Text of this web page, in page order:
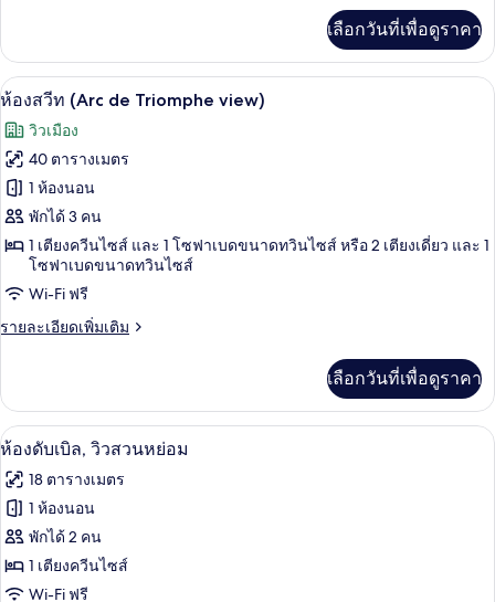
de
Triomphe)
เกี่ยว
กับ
ห้อง
วิว
เมือง
(Privilège,
Arc
de
Triomphe)
เลือกวันที่เพื่อดูราคา
เปิด
ภาพถ่าย
ทั้งหมด
ของ
ห้อง
สวีท
(Arc
de
Triomphe
ห้องสวีท (Arc de Triomphe view) | เ
5
ห้องสวีท (Arc de Triomphe view)
วิวเมือง
40 ตารางเมตร
1 ห้องนอน
พักได้ 3 คน
1 เตียงควีนไซส์ และ 1 โซฟาเบดขนาดทวินไซส์ หรือ 2 เตียงเดี่ยว และ 1
โซฟาเบดขนาดทวินไซส์
Wi-Fi ฟรี
รายละเอียดเพิ่มเติม
ราย
เกี่ยว
กับ
ห้อง
ท
(Arc
Triomphe
view)
เลือกวันที่เพื่อดูราคา
เปิด
ภาพถ่าย
ทั้งหมด
ของ
ห้อง
5
ห้องดับเบิล, วิวสวนหย่อม
18 ตารางเมตร
1 ห้องนอน
พักได้ 2 คน
1 เตียงควีนไซส์
Wi-Fi ฟรี